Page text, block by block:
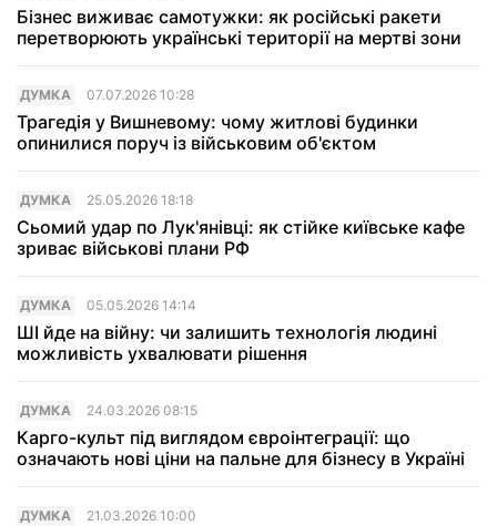
Бізнес виживає самотужки: як російські ракети
перетворюють українські території на мертві зони
ДУМКА 07.07.2026 10:28
Трагедія у Вишневому: чому житлові будинки
опинилися поруч із військовим об'єктом
ДУМКА 25.05.2026 18:18
Сьомий удар по Лук'янівці: як стійке київське кафе
зриває військові плани РФ
ДУМКА 05.05.2026 14:14
ШІ йде на війну: чи залишить технологія людині
можливість ухвалювати рішення
ДУМКА 24.03.2026 08:15
Карго-культ під виглядом євроінтеграції: що
означають нові ціни на пальне для бізнесу в Україні
ДУМКА 21.03.2026 10:00